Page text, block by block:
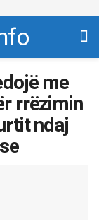
me
rrëzimin
ndaj